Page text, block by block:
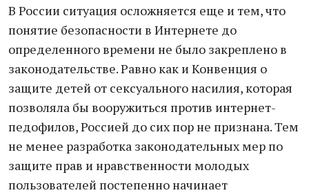
В России ситуация осложняется еще и тем, что
понятие безопасности в Интернете до
определенного времени не было закреплено в
законодательстве. Равно как и Конвенция о
защите детей от сексуального насилия, которая
позволяла бы вооружиться против интернет-
педофилов, Россией до сих пор не признана. Тем
не менее разработка законодательных мер по
защите прав и нравственности молодых
пользователей постепенно начинает